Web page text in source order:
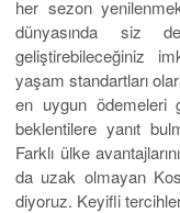
her sezon
dünyasında siz
geliştirebileceğiniz
yaşam standartları
en uygun ödemeleri
beklentilere yanıt
Farklı ülke
da uzak olmayan
diyoruz. Keyifli